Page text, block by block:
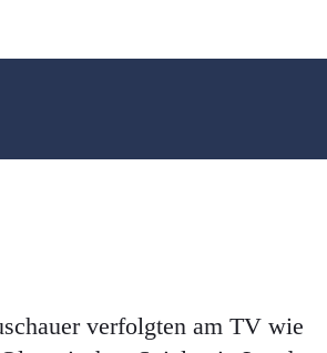
verfolgten am TV wie